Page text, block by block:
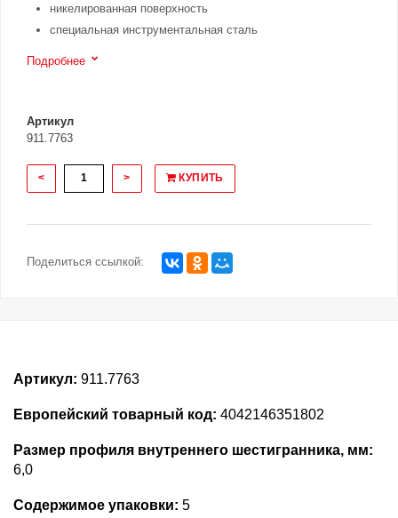
никелированная поверхность
специальная инструментальная сталь
Подробнее
Артикул
911.7763
< > КУПИТЬ
Поделиться ссылкой:
Артикул: 911.7763
Европейский товарный код: 4042146351802
Размер профиля внутреннего шестигранника, мм:
6,0
Содержимое упаковки: 5